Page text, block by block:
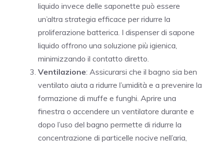
liquido invece delle saponette può essere
un’altra strategia efficace per ridurre la
proliferazione batterica. I dispenser di sapone
liquido offrono una soluzione più igienica,
minimizzando il contatto diretto.
Ventilazione: Assicurarsi che il bagno sia ben
ventilato aiuta a ridurre l’umidità e a prevenire la
formazione di muffe e funghi. Aprire una
finestra o accendere un ventilatore durante e
dopo l’uso del bagno permette di ridurre la
concentrazione di particelle nocive nell’aria,